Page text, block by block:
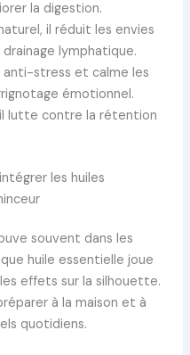
la digestion.
il réduit les envies
lymphatique.
stress et calme les
émotionnel.
lutte contre la rétention
les huiles
souvent dans les
huile essentielle joue
effets sur la silhouette.
à la maison et à
quotidiens.